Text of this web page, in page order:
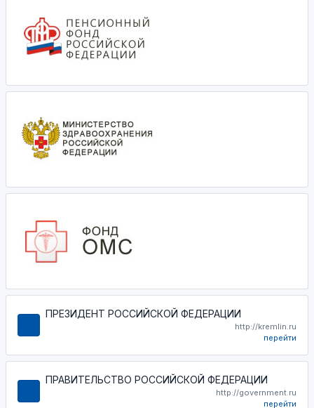
ПРЕЗИДЕНТ РОССИЙСКОЙ ФЕДЕРАЦИИ
http://kremlin.ru
перейти
ПРАВИТЕЛЬСТВО РОССИЙСКОЙ ФЕДЕРАЦИИ
http://government.ru
перейти